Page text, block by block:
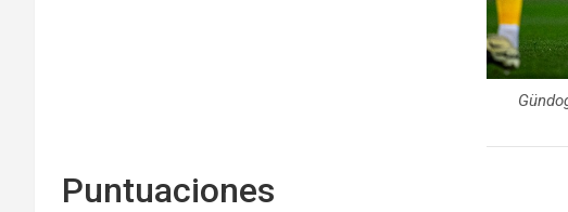
Puntuaciones